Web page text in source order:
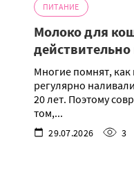
ПИТАНИЕ
Молоко для
действительно
Многие помнят,
регулярно
20 лет. Поэтому
том,...
29.07.2026 3